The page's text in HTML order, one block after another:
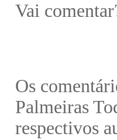
Vai
Os
Palmeiras
respectivos